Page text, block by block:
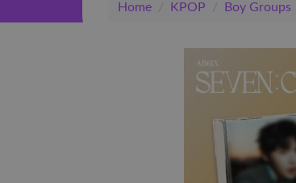
Home / KPOP / Boy Groups